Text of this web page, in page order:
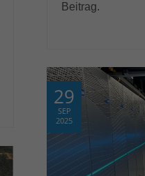
Beitrag.
29
SEP
2025